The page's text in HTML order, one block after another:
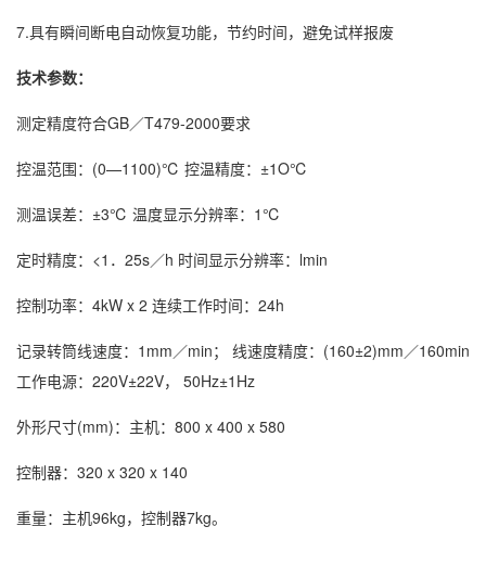
7.具有瞬间断电自动恢复功能，节约时间，避免试样报废
技术参数：
测定精度符合GB／T479-2000要求
控温范围：(0—1100)℃ 控温精度：±1O℃
测温误差：±3℃ 温度显示分辨率：1℃
定时精度：<1．25s／h 时间显示分辨率：lmin
控制功率：4kW x 2 连续工作时间：24h
记录转筒线速度：1mm／min； 线速度精度：(160±2)mm／160min
工作电源：220V±22V， 50Hz±1Hz
外形尺寸(mm)：主机：800 x 400 x 580
控制器：320 x 320 x 140
重量：主机96kg，控制器7kg。